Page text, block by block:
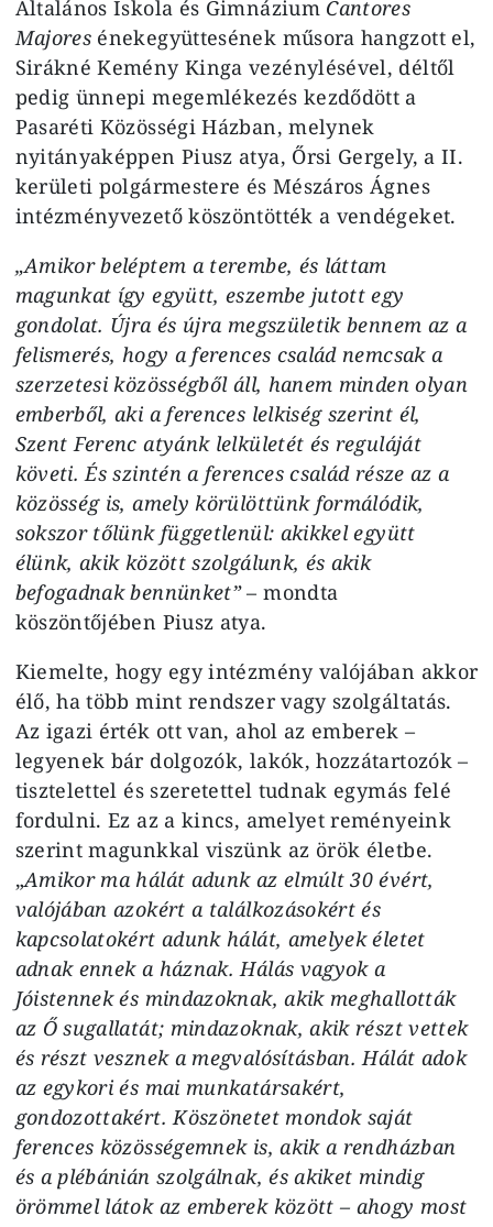
Általános Iskola és Gimnázium Cantores
Majores énekegyüttesének műsora hangzott el,
Sirákné Kemény Kinga vezénylésével, déltől
pedig ünnepi megemlékezés kezdődött a
Pasaréti Közösségi Házban, melynek
nyitányaképpen Piusz atya, Őrsi Gergely, a II.
kerületi polgármestere és Mészáros Ágnes
intézményvezető köszöntötték a vendégeket.
„Amikor beléptem a terembe, és láttam
magunkat így együtt, eszembe jutott egy
gondolat. Újra és újra megszületik bennem az a
felismerés, hogy a ferences család nemcsak a
szerzetesi közösségből áll, hanem minden olyan
emberből, aki a ferences lelkiség szerint él,
Szent Ferenc atyánk lelkületét és reguláját
követi. És szintén a ferences család része az a
közösség is, amely körülöttünk formálódik,
sokszor tőlünk függetlenül: akikkel együtt
élünk, akik között szolgálunk, és akik
befogadnak bennünket”– mondta
köszöntőjében Piusz atya.
Kiemelte, hogy egy intézmény valójában akkor
élő, ha több mint rendszer vagy szolgáltatás.
Az igazi érték ott van, ahol az emberek –
legyenek bár dolgozók, lakók, hozzátartozók –
tisztelettel és szeretettel tudnak egymás felé
fordulni. Ez az a kincs, amelyet reményeink
szerint magunkkal viszünk az örök életbe.
„Amikor ma hálát adunk az elmúlt 30 évért,
valójában azokért a találkozásokért és
kapcsolatokért adunk hálát, amelyek életet
adnak ennek a háznak. Hálás vagyok a
Jóistennek és mindazoknak, akik meghallották
az Ő sugallatát; mindazoknak, akik részt vettek
és részt vesznek a megvalósításban. Hálát adok
az egykori és mai munkatársakért,
gondozottakért. Köszönetet mondok saját
ferences közösségemnek is, akik a rendházban
és a plébánián szolgálnak, és akiket mindig
örömmel látok az emberek között – ahogy most